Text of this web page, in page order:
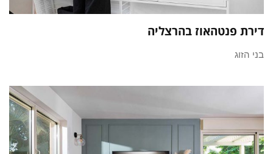
דירת פנטהאוז בהרצליה
בני הזוג